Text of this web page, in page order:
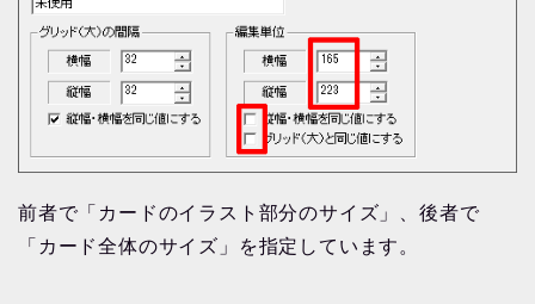
前者で「カードのイラスト部分のサイズ」、後者で
「カード全体のサイズ」を指定しています。